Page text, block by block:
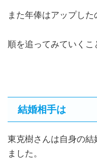
また年俸はアップした
順を追ってみていくこ
結婚相手は
東克樹さんは自身の
ました。